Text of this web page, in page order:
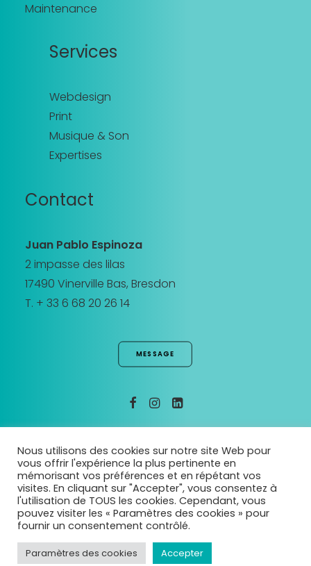
Maintenance
Services
Webdesign
Print
Musique & Son
Expertises
Contact
Juan Pablo Espinoza
2 impasse des lilas
17490 Vinerville Bas, Bresdon
T. + 33 6 68 20 26 14
MESSAGE
MENTIONS LEGALES
© 2026 arborescencia. | Tous droits réservés.
Nous utilisons des cookies sur notre site Web pour
vous offrir l'expérience la plus pertinente en
mémorisant vos préférences et en répétant vos
visites. En cliquant sur "Accepter", vous consentez à
l'utilisation de TOUS les cookies. Cependant, vous
pouvez visiter les « Paramètres des cookies » pour
fournir un consentement contrôlé.
Paramètres des cookies Accepter